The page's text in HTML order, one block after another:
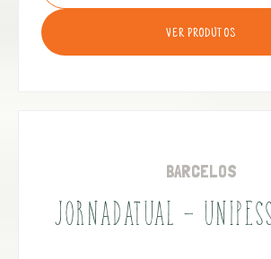
VER PRODUTOS
BARCELOS
JORNADATUAL -